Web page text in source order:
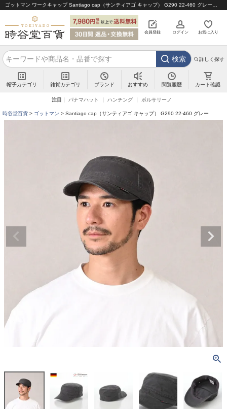
会員登録 ログイン お気に入り
検索 詳しく探す
帽子カテゴリ 雑貨カテゴリ ブランド おすすめ 閲覧履歴 カート確認
注目 パナマハット ハンチング ボルサリーノ
時谷堂百貨 ゴットマン Santiago cap（サンティアゴ キャップ） G290 22-460 グレー